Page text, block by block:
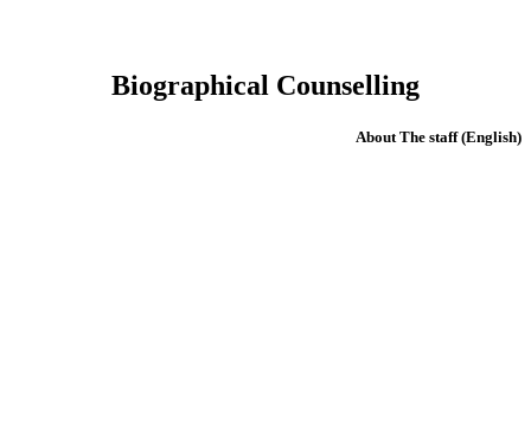
Biographical Counselling
(English) About The staff